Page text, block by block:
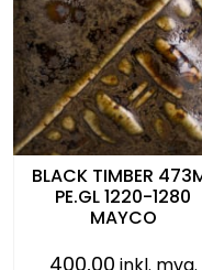
BLACK TIMBER
PE.GL 1220-1280
MAYCO
400,00 inkl. mva.